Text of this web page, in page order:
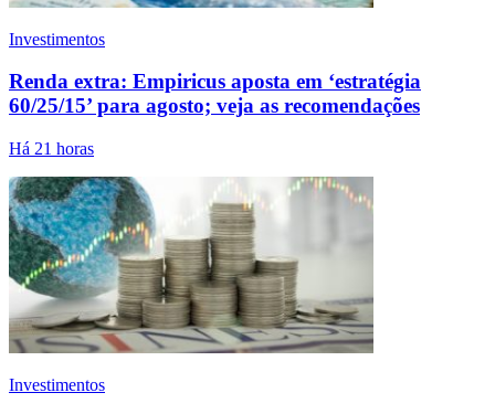
Investimentos
Renda extra: Empiricus aposta em ‘estratégia
60/25/15’ para agosto; veja as recomendações
Há 21 horas
Investimentos